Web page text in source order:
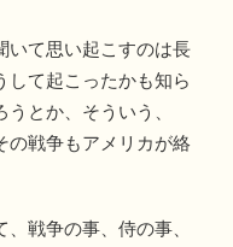
いて思い起こすのは長
して起こったかも知ら
とか、そういう、
の戦争もアメリカが絡
戦争の事、侍の事、